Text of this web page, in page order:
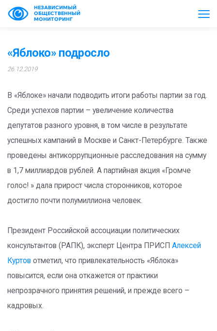
НЕЗАВИСИМЫЙ
ОБЩЕСТВЕННЫЙ
МОНИТОРИНГ
«Яблоко» подросло
26.12.2019
В «Яблоке» начали подводить итоги работы партии за год.
Среди успехов партии – увеличение количества
депутатов разного уровня, в том числе в результате
успешных кампаний в Москве и Санкт-Петербурге. Также
проведены антикоррупционные расследования на сумму
в 1,7 миллиардов рублей. А партийная акция «Громче
голос! » дала прирост числа сторонников, которое
достигло почти полумиллиона человек.
Президент Российской ассоциации политических
консультантов (РАПК), эксперт Центра ПРИСП Алексей
Куртов отметил, что привлекательность «Яблока»
повысится, если она откажется от практики
непрозрачного принятия решений, и прежде всего –
кадровых.